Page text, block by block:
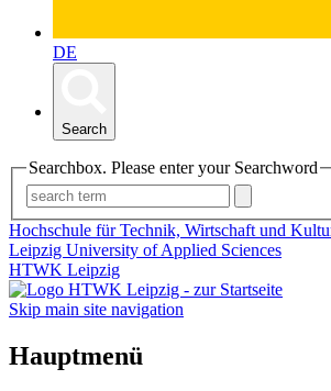
DE
Search
Searchbox. Please enter your Searchword
Hochschule für Technik, Wirtschaft und
Leipzig University of Applied Sciences
HTWK Leipzig
Skip main site navigation
Hauptmenü